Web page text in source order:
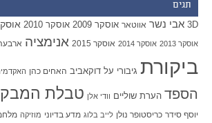
תגים
3D אבי נשר אווטאר אוסקר 2009 אוסקר 2010 אוסקר
אוסקר 2013 אוסקר 2014 אוסקר 2015 אנימציה
ביקורת גיבורי על דוקאביב האחים כהן
הספד הערת שוליים וודי אלן טבלת
יוסף סידר כריסטופר נולן לייב בלוג מדע בדיוני מוזיקה